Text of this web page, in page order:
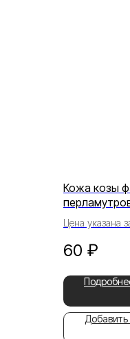
Кожа козы
Цена указана
60 ₽
Добавить